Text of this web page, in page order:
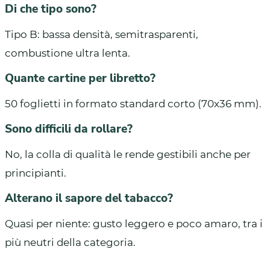
Di che tipo sono?
Tipo B: bassa densità, semitrasparenti,
combustione ultra lenta.
Quante cartine per libretto?
50 foglietti in formato standard corto (70x36 mm).
Sono difficili da rollare?
No, la colla di qualità le rende gestibili anche per
principianti.
Alterano il sapore del tabacco?
Quasi per niente: gusto leggero e poco amaro, tra i
più neutri della categoria.